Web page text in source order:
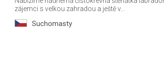
zájemci s velkou zahradou a ještě v...
Suchomasty